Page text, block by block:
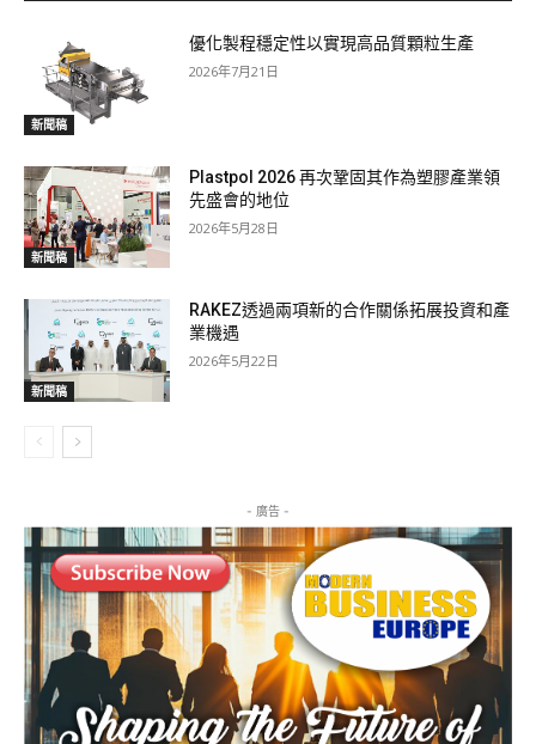
新聞稿
優化製程穩定性以實現高品質顆粒生產
2026年7月21日
新聞稿
Plastpol 2026 再次鞏固其作為塑膠產業領
先盛會的地位
2026年5月28日
新聞稿
RAKEZ透過兩項新的合作關係拓展投資和產
業機遇
2026年5月22日
- 廣告 -